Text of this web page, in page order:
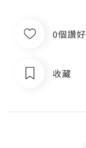
0個讚好
收藏